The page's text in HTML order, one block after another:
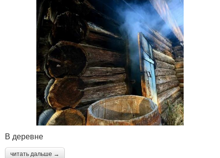
В деревне
читать дальше →